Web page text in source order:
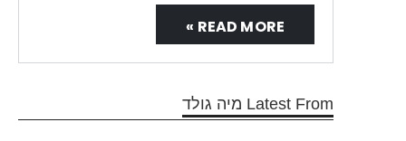
READ MORE »
Latest From מיה גולד